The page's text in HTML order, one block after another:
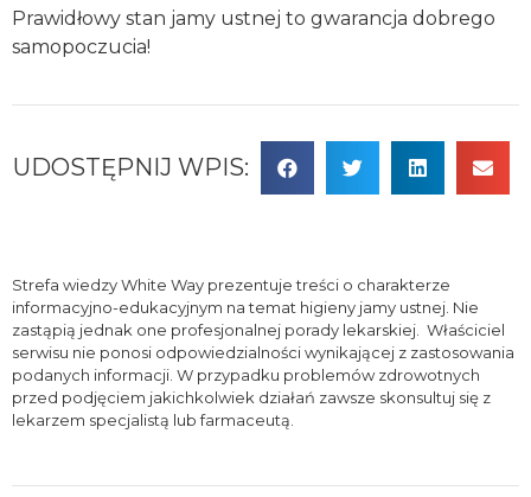
Prawidłowy stan jamy ustnej to gwarancja dobrego
samopoczucia!
UDOSTĘPNIJ WPIS:
Strefa wiedzy White Way prezentuje treści o charakterze
informacyjno-edukacyjnym na temat higieny jamy ustnej. Nie
zastąpią jednak one profesjonalnej porady lekarskiej. Właściciel
serwisu nie ponosi odpowiedzialności wynikającej z zastosowania
podanych informacji. W przypadku problemów zdrowotnych
przed podjęciem jakichkolwiek działań zawsze skonsultuj się z
lekarzem specjalistą lub farmaceutą.